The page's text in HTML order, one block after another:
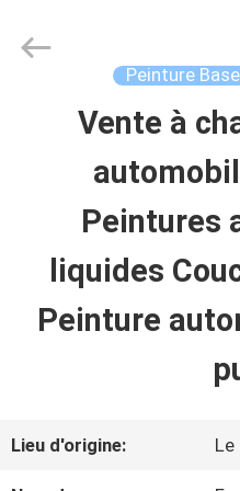
APERÇU
PRODUITS
VIDÉOS
Meklon
Peinture
Vente à
Peintures
liquides
Peinture
Lieu d'origine: